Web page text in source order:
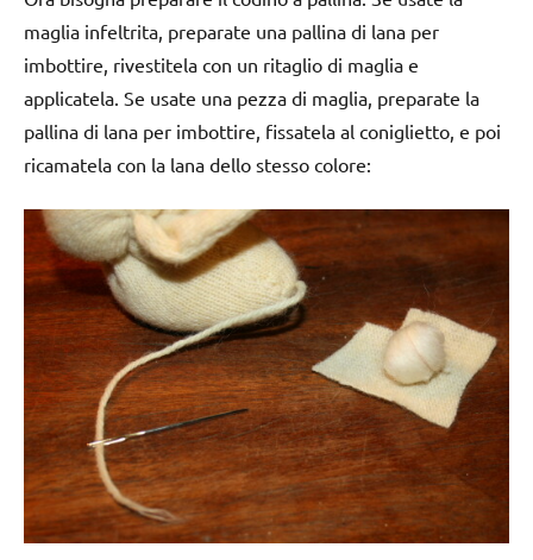
maglia infeltrita, preparate una pallina di lana per
imbottire, rivestitela con un ritaglio di maglia e
applicatela. Se usate una pezza di maglia, preparate la
pallina di lana per imbottire, fissatela al coniglietto, e poi
ricamatela con la lana dello stesso colore: